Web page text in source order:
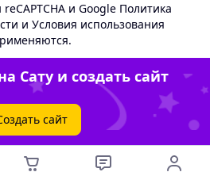
и Google Политика
и Условия использования
Сату и создать сайт
сайт